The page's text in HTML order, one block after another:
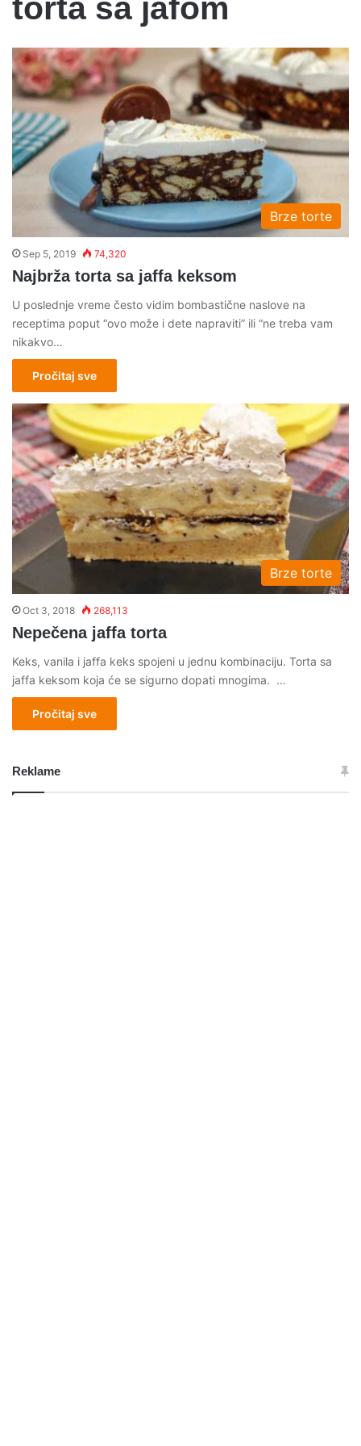
torta sa jafom
Brze torte
Sep 5, 2019 74,320
Najbrža torta sa jaffa keksom
U poslednje vreme često vidim bombastične naslove na
receptima poput “ovo može i dete napraviti” ili “ne treba vam
nikakvo…
Pročitaj sve
Brze torte
Oct 3, 2018 268,113
Nepečena jaffa torta
Keks, vanila i jaffa keks spojeni u jednu kombinaciju. Torta sa
jaffa keksom koja će se sigurno dopati mnogima. …
Pročitaj sve
Reklame